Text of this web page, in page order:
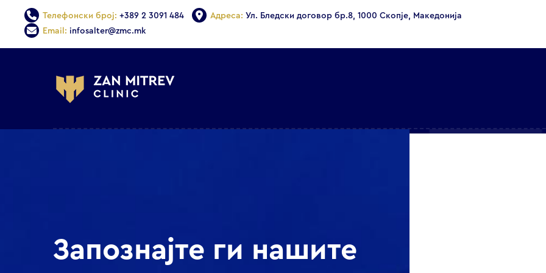
Телефонски број: +389 2 3091 484 Адреса: Ул. Бледски договор бр.8, 1000 Скопје, Македонија
Email: infosalter@zmc.mk
Запознајте ги нашите